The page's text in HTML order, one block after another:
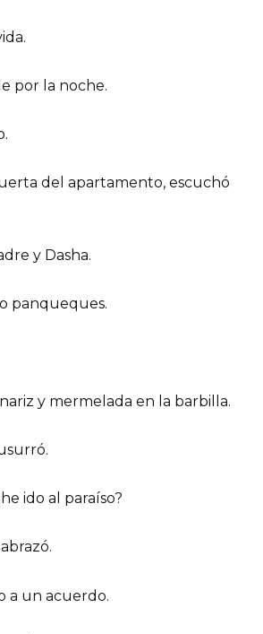
por la noche.
del apartamento, escuchó
y Dasha.
panqueques.
y mermelada en la barbilla.
ido al paraíso?
a un acuerdo.